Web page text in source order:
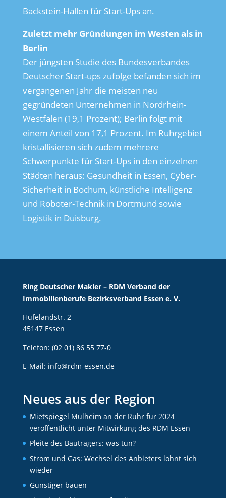
Backstein-Hallen für Start-Ups an.
Zuletzt mehr Gründungen im Westen als in
Berlin
Der jüngsten Studie des Bundesverbandes
Deutscher Start-ups zufolge befanden sich im
vergangenen Jahr die meisten neu
gegründeten Unternehmen in Nordrhein-
Westfalen (19,1 Prozent); Berlin folgt mit
einem Anteil von 17,1 Prozent. Im Ruhrgebiet
kristallisieren sich zudem mehrere
Schwerpunkte für Start-Ups in den einzelnen
Städten heraus: Gesundheit in Essen, Cyber-
Sicherheit in Bochum, künstliche Intelligenz
und Roboter-Technik in Dortmund sowie
Logistik in Duisburg.
Ring Deutscher Makler – RDM Verband der
Immobilienberufe Bezirksverband Essen e. V.
Hufelandstr. 2
45147 Essen
Telefon: (02 01) 86 55 77-0
E-Mail: info@rdm-essen.de
Neues aus der Region
Mietspiegel Mülheim an der Ruhr für 2024
veröffentlicht unter Mitwirkung des RDM Essen
Pleite des Bauträgers: was tun?
Strom und Gas: Wechsel des Anbieters lohnt sich
wieder
Günstiger bauen